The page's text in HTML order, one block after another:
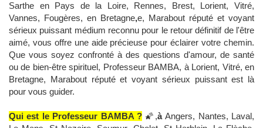
Sarthe en Pays de la Loire, Rennes, Brest, Lorient, Vitré,
Vannes, Fougères, en Bretagne,e, Marabout réputé et voyant
sérieux puissant médium reconnu pour le retour définitif de l'être
aimé, vous offre une aide précieuse pour éclairer votre chemin.
Que vous soyez confronté à des questions d'amour, de santé
ou de bien-être spirituel, Professeur BAMBA, à Lorient, Vitré, en
Bretagne, Marabout réputé et voyant sérieux puissant est là
pour vous guider.
Qui est le Professeur BAMBA ? 🌠,àAngers, Nantes, Laval,